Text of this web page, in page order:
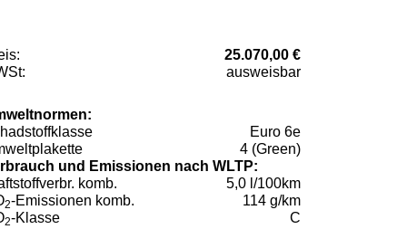
25.070,00 €
ausweisbar
Euro 6e
4 (Green)
und Emissionen nach WLTP:
komb.
5,0 l/100km
2-Emissionen komb.
114 g/km
2-Klasse C